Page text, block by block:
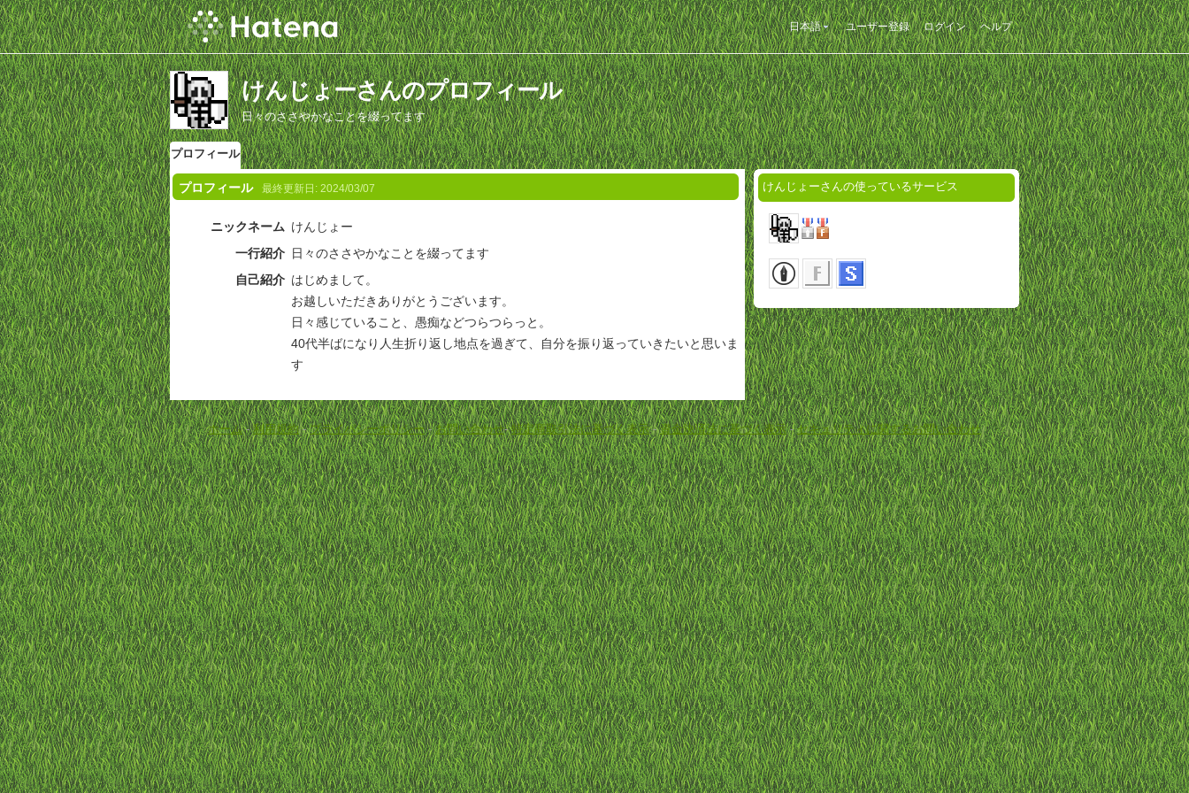
日本語 ユーザー登録 ログイン ヘルプ
けんじょーさんのプロフィール
日々のささやかなことを綴ってます
プロフィール
プロフィール 最終更新日: 2024/03/07
ニックネーム けんじょー
一行紹介 日々のささやかなことを綴ってます
自己紹介 はじめまして。
お越しいただきありがとうございます。
日々感じていること、愚痴などつらつらっと。
40代半ばになり人生折り返し地点を過ぎて、自分を振り返っていきたいと思いま
す
けんじょーさんの使っているサービス
ホーム-利用規約-プライバシーポリシー-お問い合わせ-特定商取引法に基づく表示-資金決済法に基づく表示-セキュリティに関するお問い合わせ